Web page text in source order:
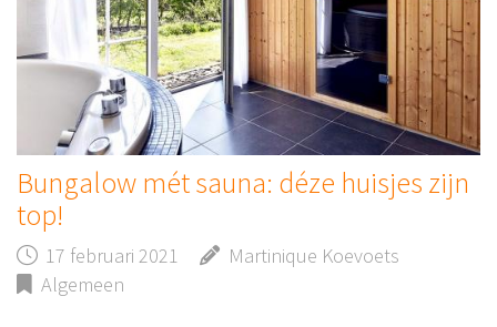
Bungalow mét sauna: déze huisjes zijn
top!
17 februari 2021
Martinique Koevoets
Algemeen